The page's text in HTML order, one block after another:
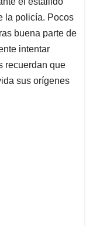
la policía. Pocos
buena parte de
intentar
recuerdan que
sus orígenes